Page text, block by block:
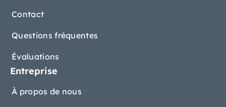
Contact
Questions fréquentes
Évaluations
Entreprise
À propos de nous